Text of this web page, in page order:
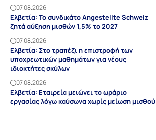
07.08.2026
Ελβετία: Το συνδικάτο Angestellte Schweiz
ζητά αύξηση μισθών 1,5% το 2027
07.08.2026
Ελβετία: Στο τραπέζι η επιστροφή των
υποχρεωτικών μαθημάτων για νέους
ιδιοκτήτες σκύλων
07.08.2026
Ελβετία: Εταιρεία μειώνει το ωράριο
εργασίας λόγω καύσωνα χωρίς μείωση μισθού